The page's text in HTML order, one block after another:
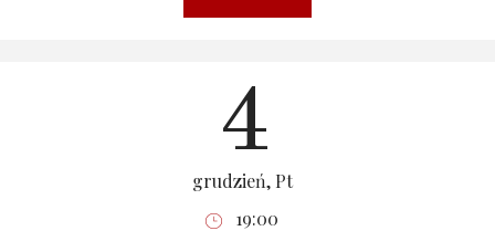
4
grudzień, Pt
19:00